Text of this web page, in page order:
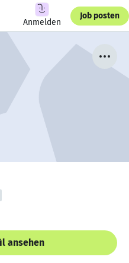
Anmelden
Job posten
ansehen